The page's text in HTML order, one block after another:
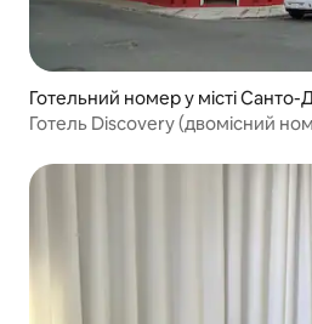
Готельний номер у місті Санто-
Готель Discovery (двомісний